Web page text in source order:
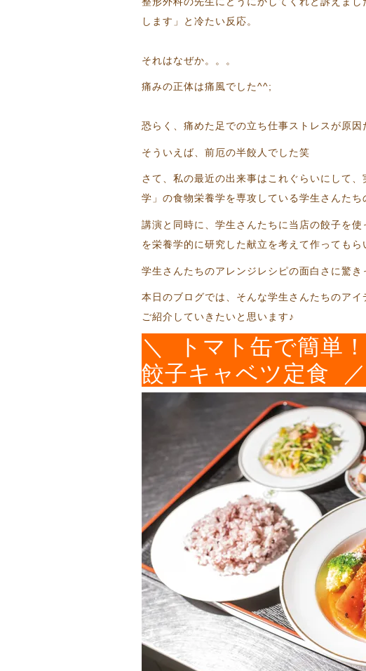
します」と冷たい反応。
それはなぜか。。。
痛みの正体は痛風でした^^;
恐らく、痛めた足での立ち仕事ストレスが原因
そういえば、前厄の半餃人でした笑
さて、私の最近の出来事はこれぐらいにして
学」の食物栄養学を専攻している学生さんたち
講演と同時に、学生さんたちに当店の餃子を
を栄養学的に研究した献立を考えて作ってもら
学生さんたちのアレンジレシピの面白さに驚き
本日のブログでは、そんな学生さんたちのアイ
ご紹介していきたいと思います♪
＼ トマト缶で簡単
餃子キャベツ定食 ／